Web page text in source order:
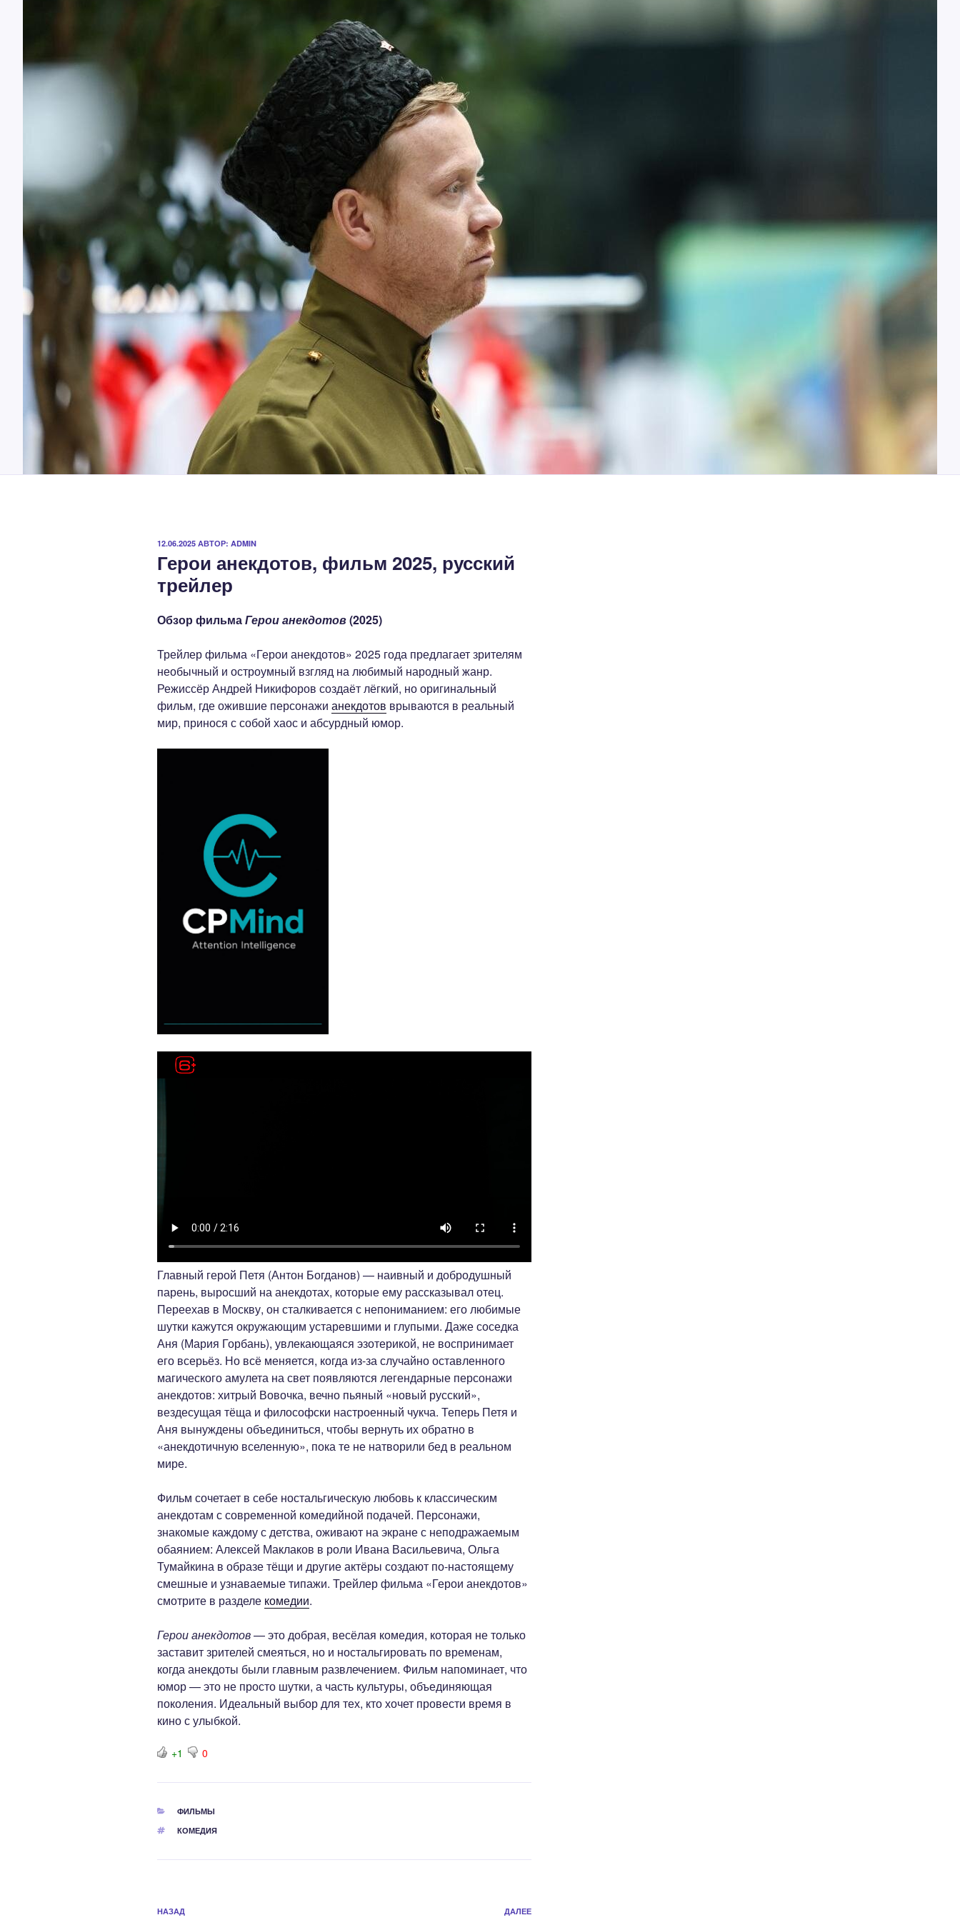
ОПУБЛИКОВАНО
12.06.2025 АВТОР: ADMIN
Герои анекдотов, фильм 2025, русский
трейлер
Обзор фильмаГерои анекдотов(2025)
Трейлер фильма «Герои анекдотов» 2025 года предлагает зрителям
необычный и остроумный взгляд на любимый народный жанр.
Режиссёр Андрей Никифоров создаёт лёгкий, но оригинальный
фильм, где ожившие персонажи анекдотов врываются в реальный
мир, принося с собой хаос и абсурдный юмор.
Главный герой Петя (Антон Богданов) — наивный и добродушный
парень, выросший на анекдотах, которые ему рассказывал отец.
Переехав в Москву, он сталкивается с непониманием: его любимые
шутки кажутся окружающим устаревшими и глупыми. Даже соседка
Аня (Мария Горбань), увлекающаяся эзотерикой, не воспринимает
его всерьёз. Но всё меняется, когда из-за случайно оставленного
магического амулета на свет появляются легендарные персонажи
анекдотов: хитрый Вовочка, вечно пьяный «новый русский»,
вездесущая тёща и философски настроенный чукча. Теперь Петя и
Аня вынуждены объединиться, чтобы вернуть их обратно в
«анекдотичную вселенную», пока те не натворили бед в реальном
мире.
Фильм сочетает в себе ностальгическую любовь к классическим
анекдотам с современной комедийной подачей. Персонажи,
знакомые каждому с детства, оживают на экране с неподражаемым
обаянием: Алексей Маклаков в роли Ивана Васильевича, Ольга
Тумайкина в образе тёщи и другие актёры создают по-настоящему
смешные и узнаваемые типажи. Трейлер фильма «Герои анекдотов»
смотрите в разделе комедии.
Герои анекдотов— это добрая, весёлая комедия, которая не только
заставит зрителей смеяться, но и ностальгировать по временам,
когда анекдоты были главным развлечением. Фильм напоминает, что
юмор — это не просто шутки, а часть культуры, объединяющая
поколения. Идеальный выбор для тех, кто хочет провести время в
кино с улыбкой.
+1 0
РУБРИКИ
ФИЛЬМЫ
МЕТКИ
КОМЕДИЯ
Навигация
Предыдущая
НАЗАД Следующая
ДАЛЕЕ